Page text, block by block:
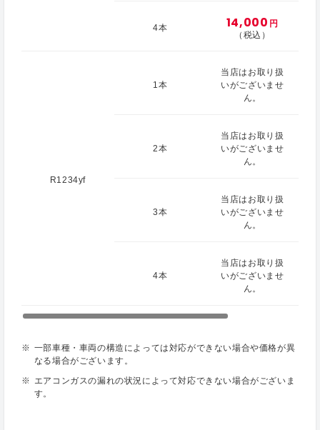
4本 14,000 円
（税込）
R1234yf
1本
当店はお取り扱
いがございませ
ん。
2本
当店はお取り扱
いがございませ
ん。
3本
当店はお取り扱
いがございませ
ん。
4本
当店はお取り扱
いがございませ
ん。
一部車種・車両の構造によっては対応ができない場合や価格が異
なる場合がございます。
エアコンガスの漏れの状況によって対応できない場合がございま
す。